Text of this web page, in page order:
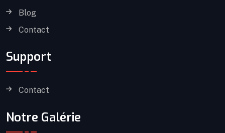
Blog
Contact
Support
Contact
Notre Galérie